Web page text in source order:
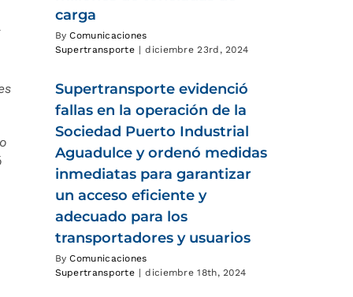
carga
ByComunicaciones
Supertransporte | diciembre 23rd, 2024
Supertransporte evidenció
fallas en la operación de la
Sociedad Puerto Industrial
Aguadulce y ordenó medidas
inmediatas para garantizar
un acceso eficiente y
adecuado para los
transportadores y usuarios
ByComunicaciones
Supertransporte | diciembre 18th, 2024